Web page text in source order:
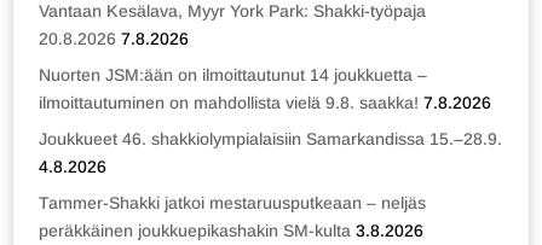
Vantaan Kesälava, Myyr York Park: Shakki-työpaja
20.8.2026 7.8.2026
Nuorten JSM:ään on ilmoittautunut 14 joukkuetta –
ilmoittautuminen on mahdollista vielä 9.8. saakka! 7.8.2026
Joukkueet 46. shakkiolympialaisiin Samarkandissa 15.–28.9.
4.8.2026
Tammer-Shakki jatkoi mestaruusputkeaan – neljäs
peräkkäinen joukkuepikashakin SM-kulta 3.8.2026